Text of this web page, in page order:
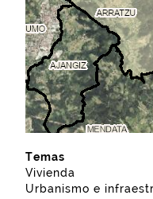
Temas
Vivienda
Urbanismo e